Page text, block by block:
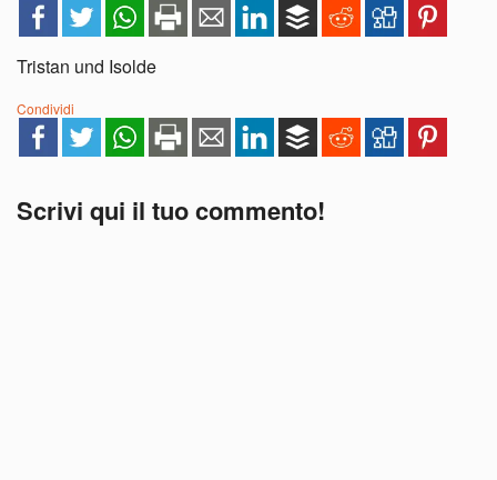
Tristan und Isolde
Condividi
Scrivi qui il tuo commento!